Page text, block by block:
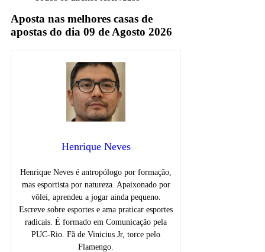
Aposta nas melhores casas de
apostas do dia 09 de Agosto 2026
Henrique Neves
Henrique Neves é antropólogo por formação,
mas esportista por natureza. Apaixonado por
vôlei, aprendeu a jogar ainda pequeno.
Escreve sobre esportes e ama praticar esportes
radicais. É formado em Comunicação pela
PUC-Rio. Fã de Vinicius Jr, torce pelo
Flamengo.